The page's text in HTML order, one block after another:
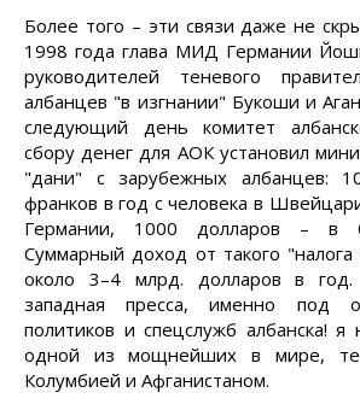
Более того – эти связи даже не
1998 года глава МИД Германии
руководителей теневого
албанцев "в изгнании" Букоши и
следующий день комитет
сбору денег для АОК установил
"дани" с зарубежных албанцев:
франков в год с человека в
Германии, 1000 долларов –
Суммарный доход от такого
около 3–4 млрд. долларов в год.
западная пресса, именно под
политиков и спецслужб албанска! я
одной из мощнейших в мире,
Колумбией и Афганистаном.